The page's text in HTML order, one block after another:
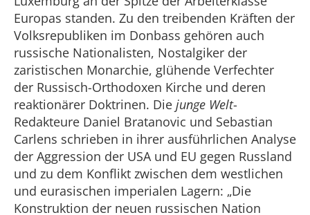
Europas standen. Zu den treibenden Kräften der
Volksrepubliken im Donbass gehören auch
russische Nationalisten, Nostalgiker der
zaristischen Monarchie, glühende Verfechter
der Russisch-Orthodoxen Kirche und deren
reaktionärer Doktrinen. Die junge Welt-
Redakteure Daniel Bratanovic und Sebastian
Carlens schrieben in ihrer ausführlichen Analyse
der Aggression der USA und EU gegen Russland
und zu dem Konflikt zwischen dem westlichen
und eurasischen imperialen Lagern: „Die
Konstruktion der neuen russischen Nation